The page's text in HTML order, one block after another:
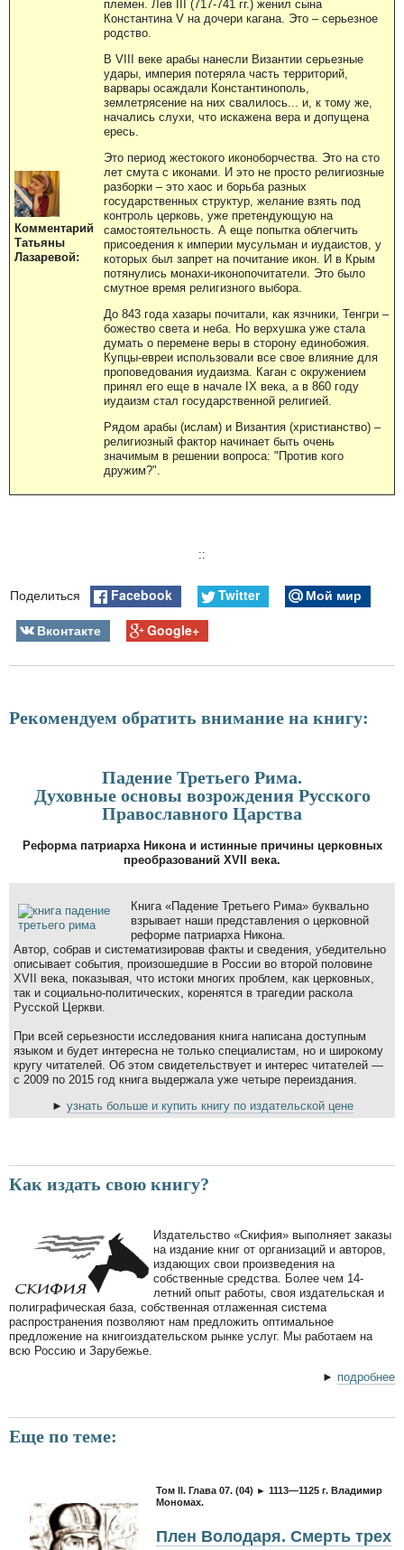
Комментарий
Татьяны
Лазаревой:
племен. Лев III (717-741 гг.) женил сына
Константина V на дочери кагана. Это – серьезное
родство.
В VIII веке арабы нанесли Византии серьезные
удары, империя потеряла часть территорий,
варвары осаждали Константинополь,
землетрясение на них свалилось... и, к тому же,
начались слухи, что искажена вера и допущена
ересь.
Это период жестокого иконоборчества. Это на сто
лет смута с иконами. И это не просто религиозные
разборки – это хаос и борьба разных
государственных структур, желание взять под
контроль церковь, уже претендующую на
самостоятельность. А еще попытка облегчить
присоедения к империи мусульман и иудаистов, у
которых был запрет на почитание икон. И в Крым
потянулись монахи-иконопочитатели. Это было
смутное время религизного выбора.
До 843 года хазары почитали, как язчники, Тенгри –
божество света и неба. Но верхушка уже стала
думать о перемене веры в сторону единобожия.
Купцы-евреи использовали все свое влияние для
проповедования иудаизма. Каган с окружением
принял его еще в начале IX века, а в 860 году
иудаизм стал государственной религией.
Рядом арабы (ислам) и Византия (христианство) –
религиозный фактор начинает быть очень
значимым в решении вопроса: "Против кого
дружим?".
::
Поделиться Facebook Twitter
Мой мир
Вконтакте
Google+
Рекомендуем обратить внимание на книгу:
Падение Третьего Рима.
Духовные основы возрождения Русского
Православного Царства
Реформа патриарха Никона и истинные причины церковных
преобразований XVII века.
Книга «Падение Третьего Рима» буквально
взрывает наши представления о церковной
реформе патриарха Никона.
Автор, собрав и систематизировав факты и сведения, убедительно
описывает события, произошедшие в России во второй половине
XVII века, показывая, что истоки многих проблем, как церковных,
так и социально-политических, коренятся в трагедии раскола
Русской Церкви.
При всей серьезности исследования книга написана доступным
языком и будет интересна не только специалистам, но и широкому
кругу читателей. Об этом свидетельствует и интерес читателей —
с 2009 по 2015 год книга выдержала уже четыре переиздания.
► узнать больше и купить книгу по издательской цене
Как издать свою книгу?
Издательство «Скифия» выполняет заказы
на издание книг от организаций и авторов,
издающих свои произведения на
собственные средства. Более чем 14-
летний опыт работы, своя издательская и
полиграфическая база, собственная отлаженная система
распространения позволяют нам предложить оптимальное
предложение на книгоиздательском рынке услуг. Мы работаем на
всю Россию и Зарубежье.
► подробнее
Еще по теме:
Том II. Глава 07. (04) ► 1113—1125 г. Владимир
Мономах.
Плен Володаря. Смерть трех